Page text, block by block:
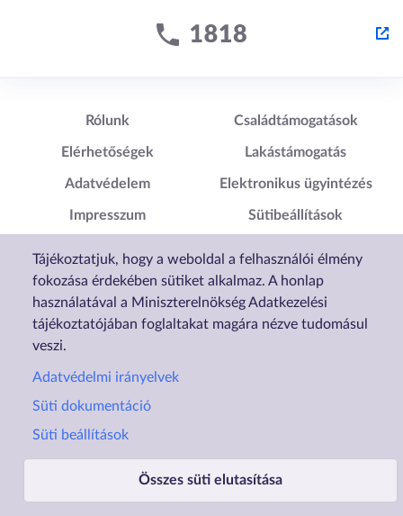
Tájékoztatjuk, hogy a weboldal a felhasználói élmény
fokozása érdekében sütiket alkalmaz. A honlap
használatával a Miniszterelnökség Adatkezelési
tájékoztatójában foglaltakat magára nézve tudomásul
veszi.
Adatvédelmi irányelvek
Süti dokumentáció
Süti beállítások
Összes süti elutasítása
Lábléc1
Rólunk
Elérhetőségek
Adatvédelem
Impresszum
Nyilatkozat
Lábléc2
Családtámogatások
Lakástámogatás
Elektronikus ügyintézés
Sütibeállítások